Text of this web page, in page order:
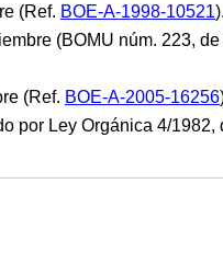
(Ref. BOE-A-1998-10521).
(BOMU núm. 223,
(Ref. BOE-A-2005-16256
por Ley Orgánica 4/1982,